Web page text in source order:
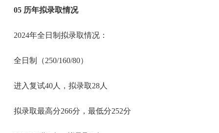
05 历年拟录取情况
2024年全日制拟录取情况：
全日制（250/160/80）
进入复试40人，拟录取28人
拟录取最高分266分，最低分252分